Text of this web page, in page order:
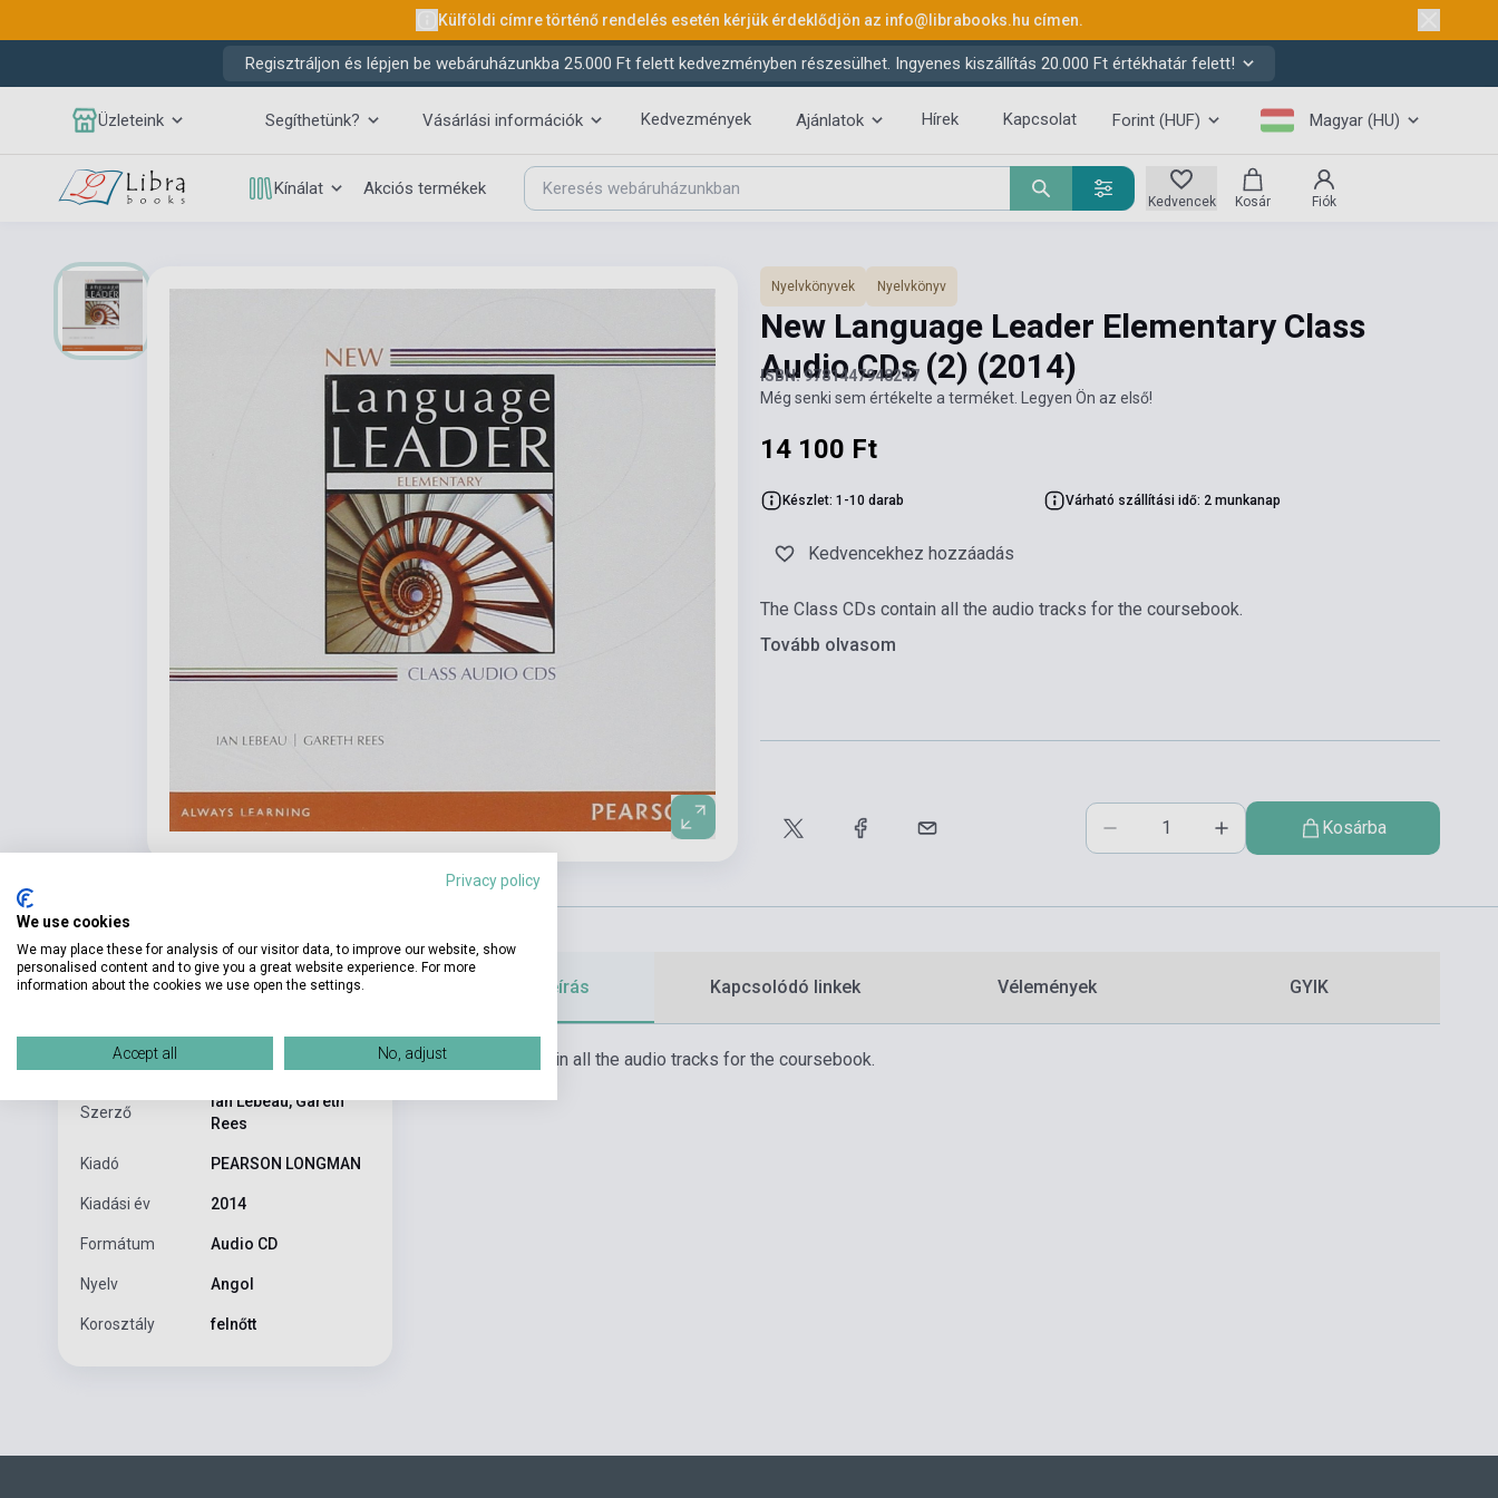
Külföldi címre történő rendelés esetén kérjük érdeklődjön az info@librabooks.hu címen.
Regisztráljon és lépjen be webáruházunkba 25.000 Ft felett kedvezményben részesülhet. Ingyenes kiszállítás 20.000 Ft értékhatár felett!
Üzleteink Segíthetünk? Vásárlási információk Kedvezmények Ajánlatok Hírek Kapcsolat Forint (HUF) Magyar (HU)
Kínálat Akciós termékek
Kedvencek Kosár Fiók
Nyelvkönyvek Nyelvkönyv
New Language Leader Elementary Class
Audio CDs (2) (2014)
ISBN: 9781447948247
Még senki sem értékelte a terméket. Legyen Ön az első!
14 100 Ft
Készlet: 1-10 darab Várható szállítási idő: 2 munkanap
Kedvencekhez hozzáadás
The Class CDs contain all the audio tracks for the coursebook.
Tovább olvasom
Kosárba
Termékjellemzők
ISBN
Szerző
Ian Lebeau, Gareth
Rees
Kiadó PEARSON LONGMAN
Kiadási év 2014
Formátum Audio CD
Nyelv Angol
Korosztály felnőtt
Részletes leírás Kapcsolódó linkek Vélemények GYIK
The Class CDs contain all the audio tracks for the coursebook.
Privacy policy
We use cookies
We may place these for analysis of our visitor data, to improve our website, show
personalised content and to give you a great website experience. For more
information about the cookies we use open the settings.
Accept all No, adjust